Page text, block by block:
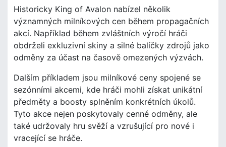
Historicky King of Avalon nabízel několik
významných milníkových cen během propagačních
akcí. Například během zvláštních výročí hráči
obdrželi exkluzivní skiny a silné balíčky zdrojů jako
odměny za účast na časově omezených výzvách.
Dalším příkladem jsou milníkové ceny spojené se
sezónními akcemi, kde hráči mohli získat unikátní
předměty a boosty splněním konkrétních úkolů.
Tyto akce nejen poskytovaly cenné odměny, ale
také udržovaly hru svěží a vzrušující pro nové i
vracející se hráče.